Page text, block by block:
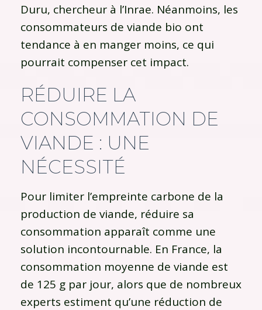
Duru, chercheur à l’Inrae. Néanmoins, les
consommateurs de viande bio ont
tendance à en manger moins, ce qui
pourrait compenser cet impact.
RÉDUIRE LA
CONSOMMATION DE
VIANDE : UNE
NÉCESSITÉ
Pour limiter l’empreinte carbone de la
production de viande, réduire sa
consommation apparaît comme une
solution incontournable. En France, la
consommation moyenne de viande est
de 125 g par jour, alors que de nombreux
experts estiment qu’une réduction de